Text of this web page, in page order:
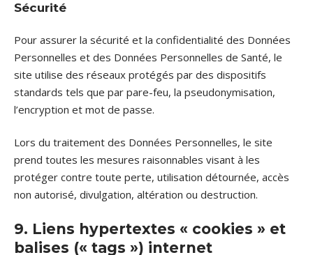
Sécurité
Pour assurer la sécurité et la confidentialité des Données
Personnelles et des Données Personnelles de Santé, le
site utilise des réseaux protégés par des dispositifs
standards tels que par pare-feu, la pseudonymisation,
l’encryption et mot de passe.
Lors du traitement des Données Personnelles, le site
prend toutes les mesures raisonnables visant à les
protéger contre toute perte, utilisation détournée, accès
non autorisé, divulgation, altération ou destruction.
9. Liens hypertextes « cookies » et
balises (« tags ») internet